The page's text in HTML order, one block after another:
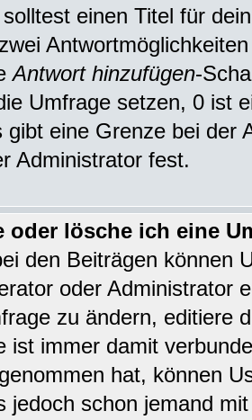
einen Titel für
Antwort hinzufügen-
Umfrage setzen, 0 ist
gibt eine Grenze bei der
Administrator fest.
oder lösche ich eine
den Beiträgen können
oder Administrator
zu ändern, editiere
ist immer damit
hat, können
jedoch schon jemand